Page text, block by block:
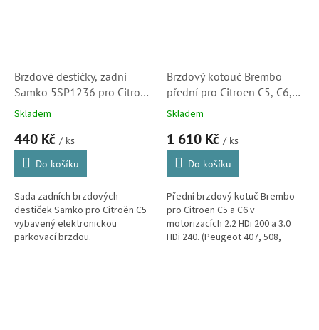
Brzdové destičky, zadní
Samko 5SP1236 pro Citroen
C5 (425405)
Skladem
440 Kč / ks
Do košíku
Sada zadních brzdových
destiček Samko pro Citroën C5
vybavený elektronickou
parkovací brzdou.
Brzdový kotouč Brembo
přední pro Citroen C5, C6,
2.2HDi 200, 3.0HDi 240
Skladem
1 610 Kč / ks
Do košíku
Přední brzdový kotuč Brembo
pro Citroen C5 a C6 v
motorizacích 2.2 HDi 200 a 3.0
HDi 240. (Peugeot 407, 508,
508SW)